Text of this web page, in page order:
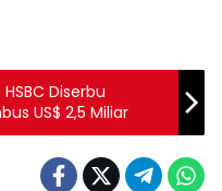
Diserbu
US$ 2,5 Miliar